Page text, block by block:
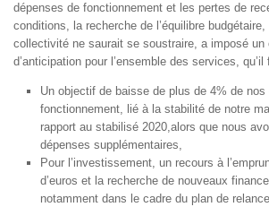
dépenses de fonctionnement et les pertes de
conditions, la recherche de l’équilibre
collectivité ne saurait se soustraire, a imposé un
d’anticipation pour l’ensemble des services,
Un objectif de baisse de plus de 4% de nos
fonctionnement, lié à la stabilité de notre
rapport au stabilisé 2020,alors que nous
dépenses supplémentaires,
Pour l’investissement, un recours à
d’euros et la recherche de nouveaux
notamment dans le cadre du plan de